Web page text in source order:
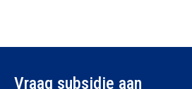
Vraag subsidie aan